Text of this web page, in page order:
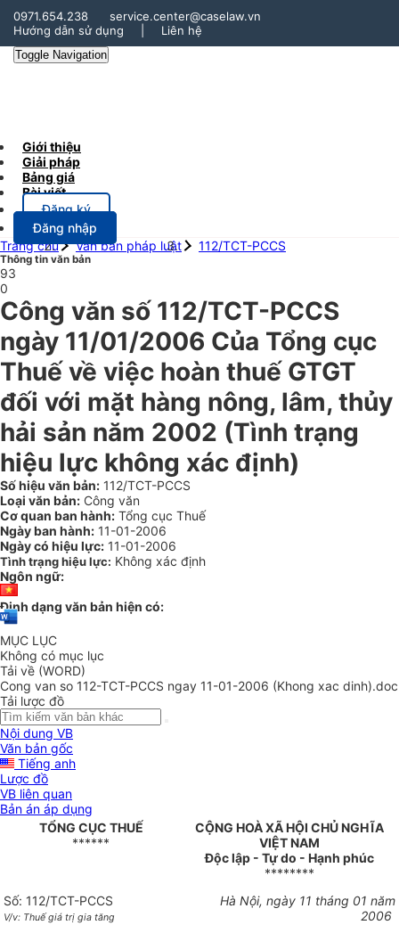
0971.654.238
service.center@caselaw.vn
Hướng dẫn sử dụng
Liên hệ
Toggle Navigation
Giới thiệu
Giải pháp
Bảng giá
Bài viết
Đăng ký
Đăng nhập
Trang chủ
Văn bản pháp luật 112/TCT-PCCS
Thông tin văn bản
93
0
Công văn số 112/TCT-PCCS
ngày 11/01/2006 Của Tổng cục
Thuế về việc hoàn thuế GTGT
đối với mặt hàng nông, lâm, thủy
hải sản năm 2002 (Tình trạng
hiệu lực không xác định)
Số hiệu văn bản: 112/TCT-PCCS
Loại văn bản: Công văn
Cơ quan ban hành: Tổng cục Thuế
Ngày ban hành: 11-01-2006
Ngày có hiệu lực: 11-01-2006
Tình trạng hiệu lực: Không xác định
Ngôn ngữ:
Định dạng văn bản hiện có:
MỤC LỤC
Không có mục lục
Tải về (WORD)
Cong van so 112-TCT-PCCS ngay 11-01-2006 (Khong xac dinh).doc
Tải lược đồ
Nội dung VB
Văn bản gốc
Tiếng anh
Lược đồ
VB liên quan
Bản án áp dụng
TỔNG CỤC THUẾ
******
CỘNG HOÀ XÃ HỘI CHỦ NGHĨA
VIỆT NAM
Độc lập - Tự do - Hạnh phúc
********
Số: 112/TCT-PCCS
V/v: Thuế giá trị gia tăng
Hà Nội, ngày 11 tháng 01 năm
2006